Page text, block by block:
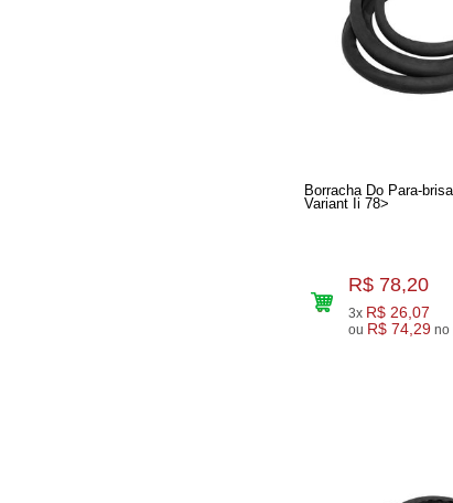
Borracha Do Para-
Variant Ii 78>
R$ 78,20
3x R$ 26,07
ou R$ 74,29